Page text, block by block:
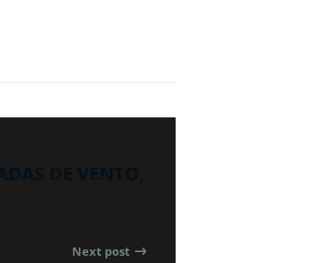
Next post